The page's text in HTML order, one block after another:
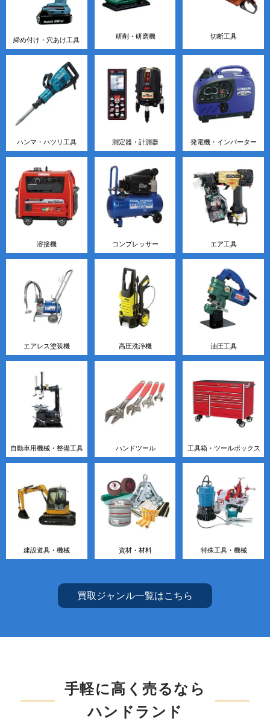
締め付け・穴あけ工具 研削・研磨機 切断工具
ハンマ・ハツリ工具 測定器・計測器 発電機・インバーター
溶接機 コンプレッサー エア工具
エアレス塗装機 高圧洗浄機 油圧工具
自動車用機械・整備工具 ハンドツール 工具箱・ツールボックス
建設道具・機械 資材・材料 特殊工具・機械
買取ジャンル一覧はこちら
手軽に高く売るなら
ハンドランド